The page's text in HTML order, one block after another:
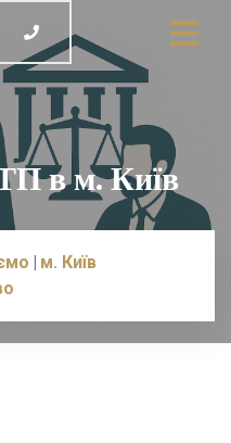
в м. Київ
м. Київ